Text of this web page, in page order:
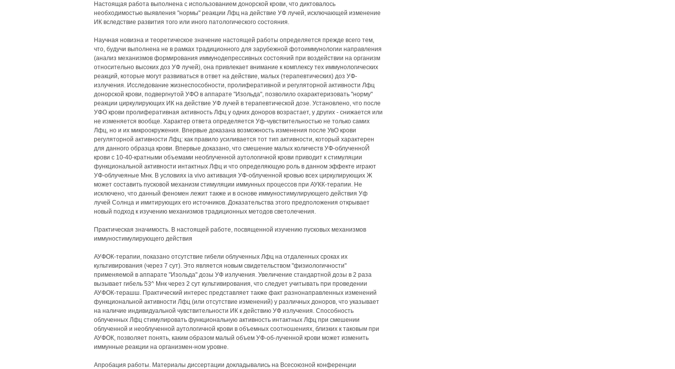
Настоящая работа выполнена с использованием донорской крови, что диктовалось
необходимостью выявления "нормы" реакции Лфц на действие УФ лучей, исключающей изменение
ИК вследствие развития того или иного патологического состояния.
Научная новизна и теоретическое значение настоящей работы определяется прежде всего тем,
что, будучи выполнена не в рамках традиционного для зарубежной фотоиммунологии направления
(анализ механизмов формирования иммунодепрессивных состояний при воздействии на организм
относительно высоких доз УФ лучей), она привлекает внимание к комплексу тех иммунологических
реакций, которые могут развиваться в ответ на действие, малых (терапевтических) доз УФ-
излучения. Исследование жизнеспособности, пролиферативной и регуляторной активности Лфц
донорской крови, подвергнутой УФО в аппарате "Изольда", позволило охарактеризовать "норму"
реакции циркулирующих ИК на действие УФ лучей в терапевтической дозе. Установлено, что после
УФО крови пролиферативная активность Лфц у одних доноров возрастает, у других - снижается или
не изменяется вообще. Характер ответа определяется Уф-чувствительностью не только самих
Лфц, но и их микроокружения. Впервые доказана возможность изменения после УвО крови
регуляторной активности Лфц: как правило усиливается тот тип активности, который характерен
для данного образца крови. Впервые доказано, что смешение малых количеств УФ-облученноЙ
крови с 10-40-кратными объемами необлученной аутологичной крови приводит к стимуляции
функциональной активности интактных Лфц и что определяющую роль в данном эффекте играют
УФ-облучеяные Мнк. В условиях ia vivo активация УФ-облученной кровью всех циркулирующих Ж
может составить пусковой механизм стимуляции иммунных процессов при АУКК-терапии. Не
исключено, что данный феномен лежит также и в основе иммуностимулирующего действия Уф
лучей Солнца и имитирующих его источников. Доказательства этого предположения открывает
новый подход к изучению механизмов традиционных методов светолечения.
Практическая значимость. В настоящей работе, посвященной изучению пусковых механизмов
иммуностимулирующего действия
АУФОК-терапии, показано отсутствие гибели облученных Лфц на отдаленных сроках их
культивирования (через 7 сут). Это является новым свидетельством "физиологичности"
применяемой в аппарате "Изольда" дозы УФ излучения. Увеличение стандартной дозы в 2 раза
вызывает гибель 53^ Мнк через 2 сут культивирования, что следует учитывать при проведении
АУФОК-терашш. Практический интерес представляет также факт разнонаправленных изменений
функциональной активности Лфц (или отсутствие изменений) у различных доноров, что указывает
на наличие индивидуальной чувствительности ИК к действию УФ излучения. Способность
облученных Лфц стимулировать функциональную активность интактных Лфц при смешении
облученной и необлученной аутологичной крови в объемных соотношениях, близких к таковым при
АУФОК, позволяет понять, каким образом малый объем УФ-об-лученной крови может изменить
иммунные реакции на организмен-ном уровне.
Апробация работы. Материалы диссертации докладывались на Всесоюзной конференции